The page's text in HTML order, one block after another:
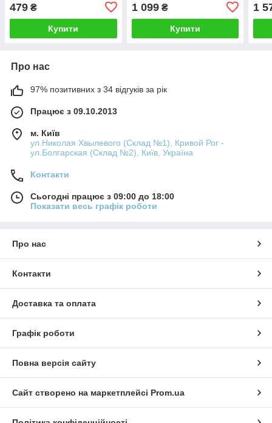
479 ₴
Купити
1 099₴
Купити
1
Про нас
97% позитивних з 34 відгуків за рік
Працює з 09.10.2013
м. Київ
ул.Николая Хвылевого (Склад №1), Кривой Рог -
ул.Болгарская (Склад №2), Київ, Україна
Контакти
Сьогодні працює з 09:00 до 18:00
Показати весь графік роботи
Про нас
Контакти
Доставка та оплата
Графік роботи
Повна версія сайту
Сайт створено на маркетплейсі Prom.ua